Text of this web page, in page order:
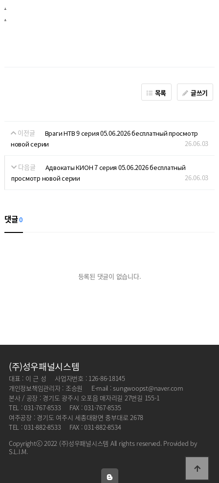
.
.
목록 글쓰기
이전글
Враги НТВ 9 серия 05.06.2026 бесплатный просмотр
новой серии
26.06.03
다음글
Адвокаты КИОН 7 серия 05.06.2026 бесплатный
просмотр новой серии
26.06.03
댓글0
등록된 댓글이 없습니다.
(주)성우패널시스템
대표 : 이 근 성
사업자번호 : 126-86-18145
개인정보책임관리자 : 조승원
E-mail : sungwoopst@naver.com
본사 / 공장 : 경기도 광주시 오포읍 매자리길 27번길 155-1
TEL : 031-767-8533
FAX : 031-767-8535
여주공장 : 경기도 여주시 세종대왕면 중부대로 2678
TEL : 031-882-8533
FAX : 031-882-8534
Copyrightⓒ 2022 (주)성우패널시스템 All rights reserved. Provided by
S.L.I.M.